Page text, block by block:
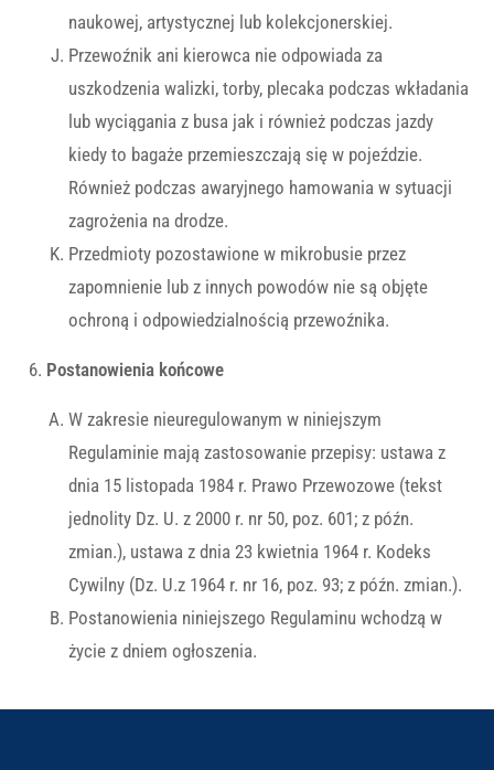
naukowej, artystycznej lub kolekcjonerskiej.
Przewoźnik ani kierowca nie odpowiada za
uszkodzenia walizki, torby, plecaka podczas wkładania
lub wyciągania z busa jak i również podczas jazdy
kiedy to bagaże przemieszczają się w pojeździe.
Również podczas awaryjnego hamowania w sytuacji
zagrożenia na drodze.
Przedmioty pozostawione w mikrobusie przez
zapomnienie lub z innych powodów nie są objęte
ochroną i odpowiedzialnością przewoźnika.
Postanowienia końcowe
W zakresie nieuregulowanym w niniejszym
Regulaminie mają zastosowanie przepisy: ustawa z
dnia 15 listopada 1984 r. Prawo Przewozowe (tekst
jednolity Dz. U. z 2000 r. nr 50, poz. 601; z późn.
zmian.), ustawa z dnia 23 kwietnia 1964 r. Kodeks
Cywilny (Dz. U.z 1964 r. nr 16, poz. 93; z późn. zmian.).
Postanowienia niniejszego Regulaminu wchodzą w
życie z dniem ogłoszenia.